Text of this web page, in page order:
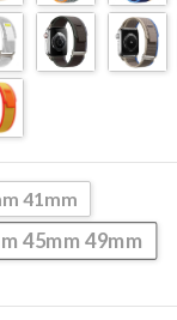
41mm
45mm 49mm